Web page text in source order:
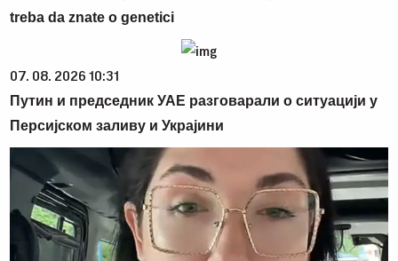
treba da znate o genetici
07. 08. 2026 10:31
Путин и председник УАЕ разговарали о ситуацији у
Персијском заливу и Украјини